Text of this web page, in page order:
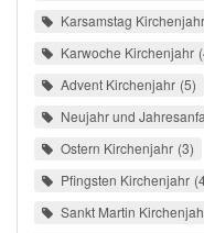
Karsamstag Kirchenjahr
Karwoche Kirchenjahr
Advent Kirchenjahr 5
Neujahr und
Ostern Kirchenjahr 3
Pfingsten Kirchenjahr
Sankt Martin